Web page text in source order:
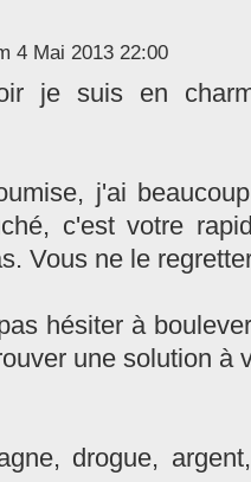
4 Mai 2013 22:00
je suis en
j'ai
c'est votre
Vous ne le
hésiter à
une solution à
drogue,